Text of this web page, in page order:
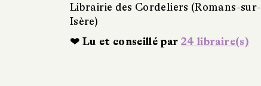
Librairie des Cordeliers (Romans-sur-
Isère)
❤ Lu et conseillé par 24 libraire(s)